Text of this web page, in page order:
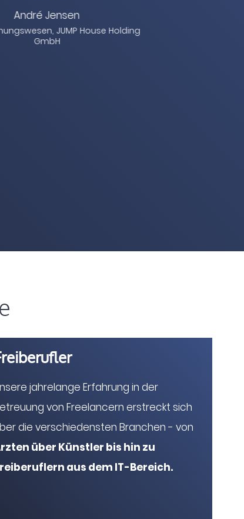
jahrelange Erfahrung in der
von Freelancern erstreckt sich
die verschiedensten Branchen - von
über Künstler bis hin zu
aus dem IT-Bereich.